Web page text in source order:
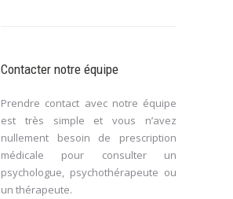
Contacter notre équipe
Prendre contact avec notre équipe
est très simple et vous n’avez
nullement besoin de prescription
médicale pour consulter un
psychologue, psychothérapeute ou
un thérapeute.